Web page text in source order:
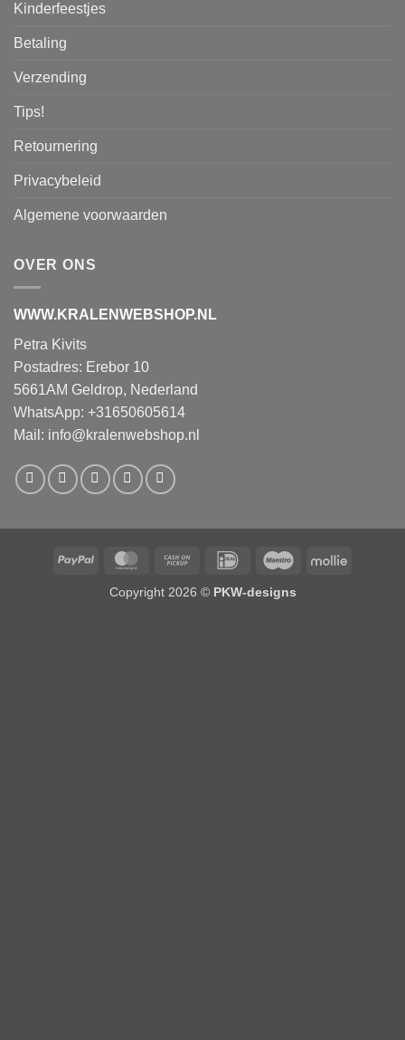
Kinderfeestjes
Betaling
Verzending
Tips!
Retournering
Privacybeleid
Algemene voorwaarden
OVER ONS
WWW.KRALENWEBSHOP.NL
Petra Kivits
Postadres: Erebor 10
5661AM Geldrop, Nederland
WhatsApp: +31650605614
Mail: info@kralenwebshop.nl
PayPal MasterCardCash
Pickup
IDeal Maestro Mollie
Copyright 2026 © PKW-designs